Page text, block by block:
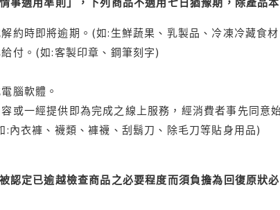
約時即將逾期。(如:生鮮蔬果、乳製品、冷凍冷藏食
付。(如:客製印章、鋼筆刻字)
腦軟體。
或一經提供即為完成之線上服務，經消費者事先同意
:內衣褲、襪類、褲襪、刮鬍刀、除毛刀等貼身用品)
認定已逾越檢查商品之必要程度而須負擔為回復原狀